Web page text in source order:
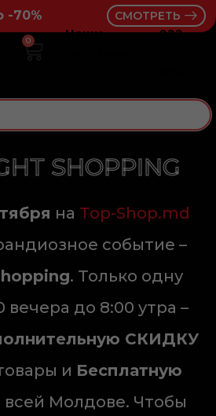
-70% СМОТРЕТЬ
0
Наши
022
SHOPPING
на Top-Shop.md
событие –
. Только одну
вечера до 8:00 утра –
СКИДКУ
и Бесплатную
Молдове. Чтобы